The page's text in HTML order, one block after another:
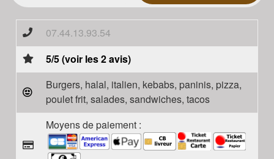
07.44.13.93.54
5/5 (voir les 2 avis)
Burgers, halal, italien, kebabs, paninis, pizza,
poulet frit, salades, sandwiches, tacos
Moyens de paiement :